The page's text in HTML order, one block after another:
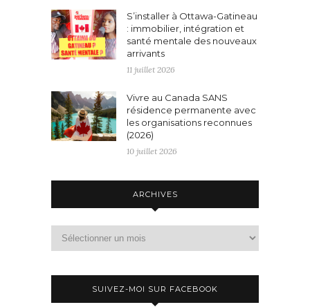
S’installer à Ottawa-Gatineau
: immobilier, intégration et
santé mentale des nouveaux
arrivants
11 juillet 2026
Vivre au Canada SANS
résidence permanente avec
les organisations reconnues
(2026)
10 juillet 2026
ARCHIVES
SUIVEZ-MOI SUR FACEBOOK